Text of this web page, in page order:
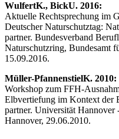
WulfertK., BickU. 2016:
Aktuelle Rechtsprechung im
Deutscher Naturschutztag:
partner. Bundesverband
Naturschutzring, Bundesamt
15.09.2016.
Müller-PfannenstielK. 2010:
Workshop zum FFH-
Elbvertiefung im Kontext der
partner. Universität
Hannover, 29.06.2010.